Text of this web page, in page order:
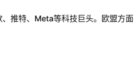
推特、Meta等科技巨头。欧盟方面